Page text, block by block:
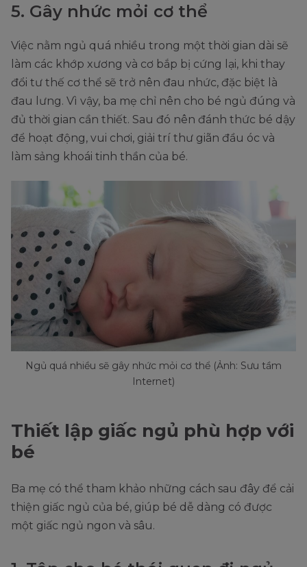
5. Gây nhức mỏi cơ thể
Việc nằm ngủ quá nhiều trong một thời gian dài sẽ
làm các khớp xương và cơ bắp bị cứng lại, khi thay
đổi tư thế cơ thể sẽ trở nên đau nhức, đặc biệt là
đau lưng. Vì vậy, ba mẹ chỉ nên cho bé ngủ đúng và
đủ thời gian cần thiết. Sau đó nên đánh thức bé dậy
để hoạt động, vui chơi, giải trí thư giãn đầu óc và
làm sảng khoái tinh thần của bé.
Ngủ quá nhiều sẽ gây nhức mỏi cơ thể (Ảnh: Sưu tầm
Internet)
Thiết lập giấc ngủ phù hợp với
bé
Ba mẹ có thể tham khảo những cách sau đây để cải
thiện giấc ngủ của bé, giúp bé dễ dàng có được
một giấc ngủ ngon và sâu.